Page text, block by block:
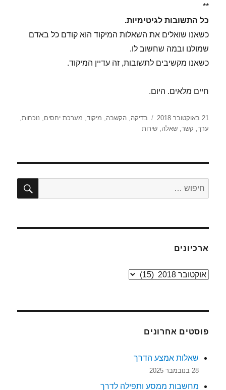
**
כל התשובות לגיטימיות.
כשאנו שואלים את השאלות המיקוד הוא קודם כל באדם
שמולנו ובמה שחשוב לו.
כשאנו מקשיבים לתשובות, זה עדיין המיקוד.
חיים מלאים. היום.
פורסם
בתאריך
21 באוקטובר 2018 תגיות
בדיקה,הקשבה, מיקוד, מערכת יחסים, נוכחות,
ערך, קשר,שאלה,שירות
חפש:
ארכיונים
ארכיונים
פוסטים אחרונים
שאלות אמצע הדרך
28 בנובמבר 2025
מחשבות ממסע ותפילה לדרך